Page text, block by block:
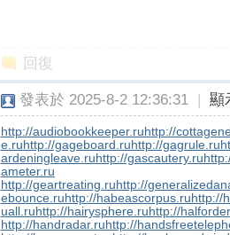
回復
發表於 2025-8-2 12:36:31 | 顯
http://audiobookkeeper.ruhttp://
e.ruhttp://gageboard.ruhttp://gagrule.ru
ardeningleave.ruhttp://gascautery.ru
ameter.ru
http://geartreating.ruhttp://
ebounce.ruhttp://habeascorpus.ruhttp://
uall.ruhttp://hairysphere.ruhttp://
http://handradar.ruhttp://